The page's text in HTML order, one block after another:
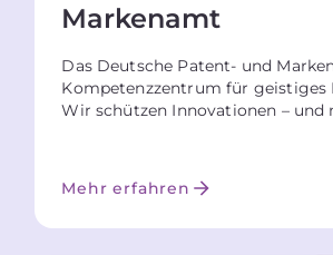
Markenamt
Das Deutsche Patent- und
Kompetenzzentrum für geistiges
Wir schützen Innovationen – und
Mehr erfahren